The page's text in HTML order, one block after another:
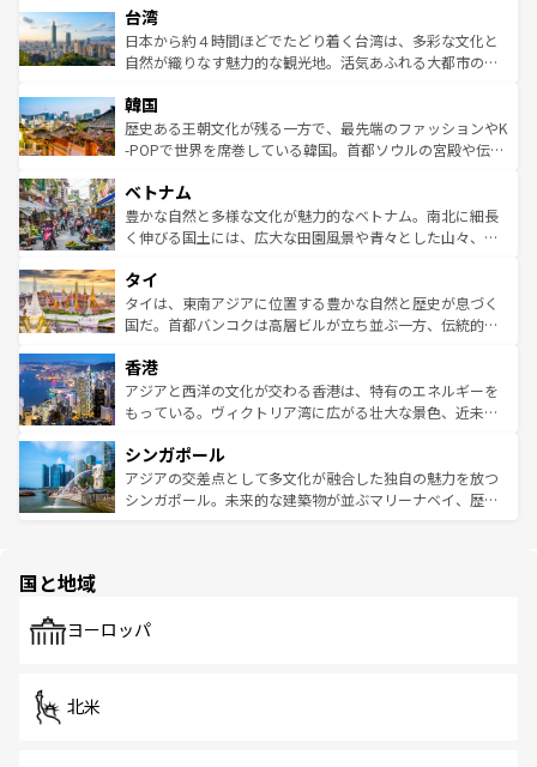
情報は
人々、おいしいローカルフードやハワイアンミュージッ
ク、伝統的なフラダンスなど、すべてがハワイの魅力を彩
っている。訪れるたびに新しい発見と感動が待っているハ
はコンテンツ一覧
リアリーフや大陸中央部にそびえるウルル（エアーズロッ
ク）、タスマニアの美しい原生林やケアンズの熱帯雨林な
ど、見どころがたくさん。また、カフェやワイン、オージ
いる。アクティビティも充実しており、サーフィンやダイ
ビング、ハイキングなど、アウトドア好きにはたまらな
い。オーストラリアの多彩な魅力を存分に味わいつくそ
参照してほしい。
台湾
日本から約４時間ほどでたどり着く台湾は、多彩な文化と
自然が織りなす魅力的な観光地。活気あふれる大都市の台
ン）、静ひつな山岳地帯である台湾東部など、都市の喧騒
と山間の静けさが共存しており、訪れる人に新しい発見と
驚きをもたらしてくれる。また、奥深い台湾の食文化も魅
容にもいいと評判のスイーツなど、バラエティ豊かな料理
が味わえる。 なお、新着の台湾情報は コンテンツ一覧を参
照してほしい。
韓国
歴史ある王朝文化が残る一方で、最先端のファッションやK
-POPで世界を席巻している韓国。首都ソウルの宮殿や伝統
き、地方に足を延ばせば四季折々の自然美を楽しむことが
できる。そして、キムチや焼肉、絶品のストリートフード
まで、さまざまな韓国料理が待っている。夜には、韓国な
リティに包まれながら、韓国の多彩な魅力を心ゆくまで味
わってみてほしい。 なお、新着の韓国情報はコンテンツ一
覧を参照してほしい。
ベトナム
豊かな自然と多様な文化が魅力的なベトナム。南北に細長
く伸びる国土には、広大な田園風景や青々とした山々、世
急速な発展と共に伝統が息づく。ハノイの古い町並みやホ
ーチミン市のフランス統治時代の建物も、独特の雰囲気を
醸し出している。また、バラエティの豊かさとおいしさで
とつ。フォーやバインミー、ベトナムコーヒーなどは、ぜ
ひ現地で味わいたい。どの地域を訪れてもあたたかい人々
が旅行者を迎えてくれるので、きっと忘れられない旅にな
参照してほしい。
タイ
タイは、東南アジアに位置する豊かな自然と歴史が息づく
国だ。首都バンコクは高層ビルが立ち並ぶ一方、伝統的な
の活気が交差している。北部ではチェンマイなどの山岳地
帯で自然と触れ合い、南部ではプーケットやクラビの美し
いビーチでリゾート気分を楽しむことができる。タイ料理
激する。気候は一年中温暖で、どの季節にも異なる楽しみ
が待っている。親しみやすいタイの人々、仏教を中心とし
た文化、そして多様な観光資源が、訪れる旅人を魅了し続
香港
アジアと西洋の文化が交わる香港は、特有のエネルギーを
もっている。ヴィクトリア湾に広がる壮大な景色、近未来
み、どこを訪れても感動するはず。観光スポットが密集し
ており、効率よく見どころを回れるのも魅力。息をのむよ
うな絶景から文化的な体験まで、香港を存分に楽しみ尽く
シンガポール
アジアの交差点として多文化が融合した独自の魅力を放つ
シンガポール。未来的な建築物が並ぶマリーナベイ、歴史
で、ホーカーズは地元の風情を楽しめる外せないスポット
国と地域
ヨーロッパ
北米